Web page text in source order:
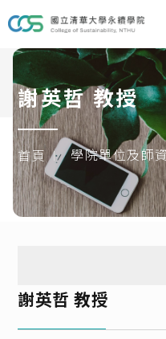
謝英哲 教授
首頁 學院單位及師
謝英哲 教授
謝英哲 教授